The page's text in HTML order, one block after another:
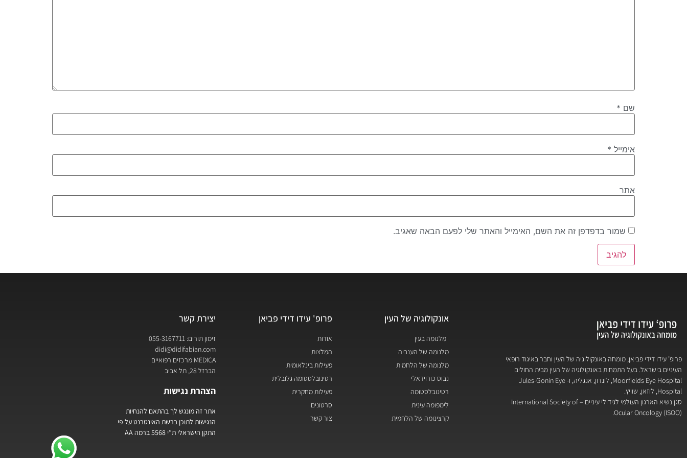
שם *
אימייל *
אתר
שמור בדפדפן זה את השם, האימייל והאתר שלי לפעם הבאה שאגיב.
פרופ’ עידו דידי פביאן, מומחה באונקולוגיה של העין וחבר באיגוד רופאי
העיניים בישראל. בעל התמחות באונקולוגיה של העין מבית החולים
Moorfields Eye Hospital, לונדון, אנגליה, ו- Jules-Gonin Eye
Hospital, לוזאן, שוויץ.
סגן נשיא הארגון העולמי לגידולי עיניים – International Society of
Ocular Oncology (ISOO).
אונקולוגיה של העין
מלנומה בעין
מלנומה של הענביה
מלנומה של הלחמית
נבוס כורוידאלי
רטינובלסטומה
לימפומה עינית
קרצינומה של הלחמית
פרופ' עידו דידי פביאן
אודות
המלצות
פעילות בינלאומית
רטינובלסטומה גלובלית
פעילות מחקרית
סרטונים
צור קשר
יצירת קשר
זימון תורים: 055-3167711
didi@didifabian.com
MEDICA מרכזים רפואיים
הברזל 28, תל אביב
הצהרת נגישות
אתר זה מונגש לך בהתאם להנחיות
הנגישות לתוכן ברשת האינטרנט על פי
התקן הישראלי ת”י 5568 ברמה AA